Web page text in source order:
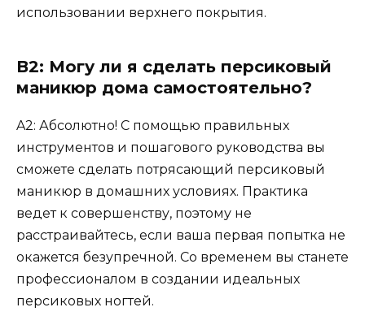
использовании верхнего покрытия.
В2: Могу ли я сделать персиковый
маникюр дома самостоятельно?
A2: Абсолютно! С помощью правильных
инструментов и пошагового руководства вы
сможете сделать потрясающий персиковый
маникюр в домашних условиях. Практика
ведет к совершенству, поэтому не
расстраивайтесь, если ваша первая попытка не
окажется безупречной. Со временем вы станете
профессионалом в создании идеальных
персиковых ногтей.